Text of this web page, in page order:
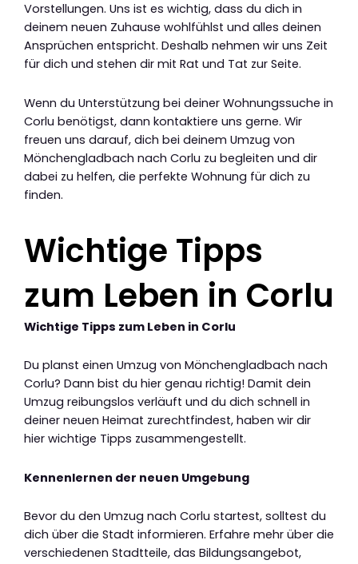
Vorstellungen. Uns ist es wichtig, dass du dich in
deinem neuen Zuhause wohlfühlst und alles deinen
Ansprüchen entspricht. Deshalb nehmen wir uns Zeit
für dich und stehen dir mit Rat und Tat zur Seite.
Wenn du Unterstützung bei deiner Wohnungssuche in
Corlu benötigst, dann kontaktiere uns gerne. Wir
freuen uns darauf, dich bei deinem Umzug von
Mönchengladbach nach Corlu zu begleiten und dir
dabei zu helfen, die perfekte Wohnung für dich zu
finden.
Wichtige Tipps
zum Leben in Corlu
Wichtige Tipps zum Leben in Corlu
Du planst einen Umzug von Mönchengladbach nach
Corlu? Dann bist du hier genau richtig! Damit dein
Umzug reibungslos verläuft und du dich schnell in
deiner neuen Heimat zurechtfindest, haben wir dir
hier wichtige Tipps zusammengestellt.
Kennenlernen der neuen Umgebung
Bevor du den Umzug nach Corlu startest, solltest du
dich über die Stadt informieren. Erfahre mehr über die
verschiedenen Stadtteile, das Bildungsangebot,